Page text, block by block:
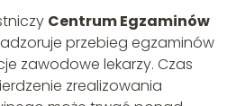
Centrum Egzaminów
przebieg egzaminów
zawodowe lekarzy. Czas
zrealizowania